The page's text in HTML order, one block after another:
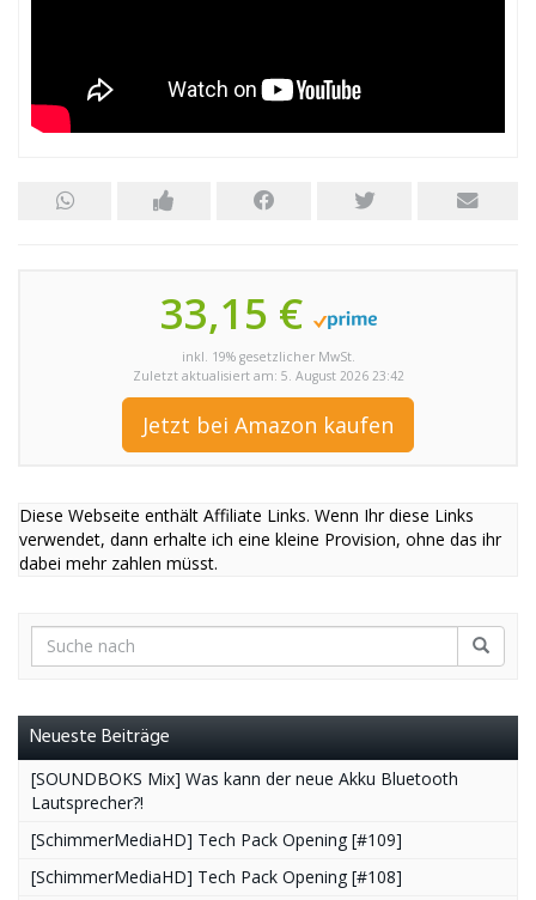
33,15 €
inkl. 19% gesetzlicher MwSt.
Zuletzt aktualisiert am: 5. August 2026 23:42
Jetzt bei Amazon kaufen
Diese Webseite enthält Affiliate Links. Wenn Ihr diese Links
verwendet, dann erhalte ich eine kleine Provision, ohne das ihr
dabei mehr zahlen müsst.
Neueste Beiträge
[SOUNDBOKS Mix] Was kann der neue Akku Bluetooth
Lautsprecher?!
[SchimmerMediaHD] Tech Pack Opening [#109]
[SchimmerMediaHD] Tech Pack Opening [#108]